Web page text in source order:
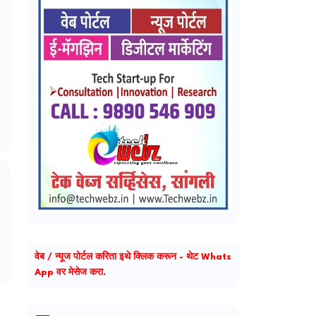
वेब / न्यूज पोर्टल करिता इथे क्लिक करून - थेट Whats
App वर मेसेज करा.